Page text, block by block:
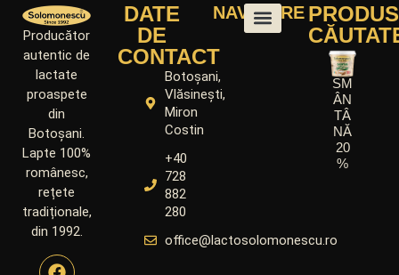
Producător
autentic de
lactate
proaspete
din
Botoșani.
Lapte 100%
românesc,
rețete
tradiționale,
din 1992.
DATE
DE
CONTACT
Botoșani,
Vlăsinești,
Miron
Costin
+40
728
882
280
office@lactosolomonescu.ro
NAVIGARE
SM
ÂN
TÂ
NĂ
20
%